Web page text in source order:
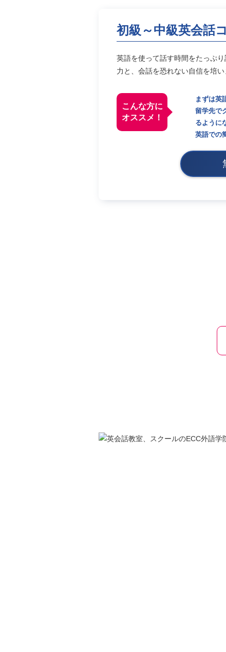
初級～中級英会話
英語を使って話す時間をたっぷ
力と、会話を恐れない自信を培い
こんな方に
オススメ！
まずは英
留学先で
るように
英語での